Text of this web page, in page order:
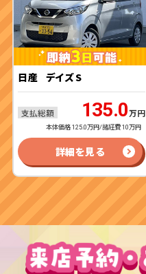
日産 デイズ S
支払総額 135.0万円
本体価格 125.0万円/諸経費 10万円
詳細を見る